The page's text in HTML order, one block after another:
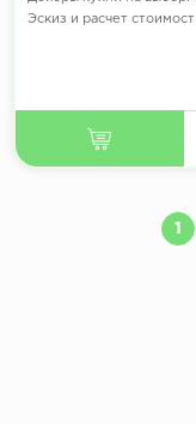
Эскиз и расчет
1